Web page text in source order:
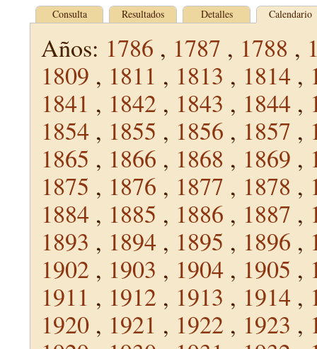
Consulta Resultados Detalles Calendario
Años: 1786 , 1787 , 1788 ,
1809 , 1811 , 1813 , 1814 ,
1841 , 1842 , 1843 , 1844 ,
1854 , 1855 , 1856 , 1857 ,
1865 , 1866 , 1868 , 1869 ,
1875 , 1876 , 1877 , 1878 ,
1884 , 1885 , 1886 , 1887 ,
1893 , 1894 , 1895 , 1896 ,
1902 , 1903 , 1904 , 1905 ,
1911 , 1912 , 1913 , 1914 ,
1920 , 1921 , 1922 , 1923 ,